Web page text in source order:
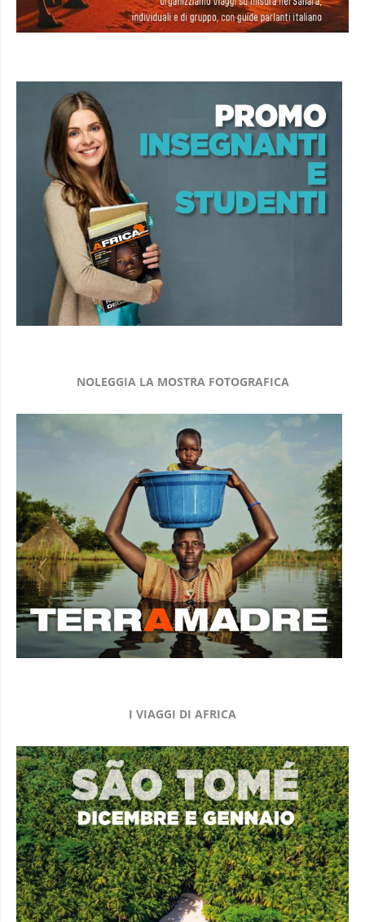
NOLEGGIA LA MOSTRA FOTOGRAFICA
I VIAGGI DI AFRICA